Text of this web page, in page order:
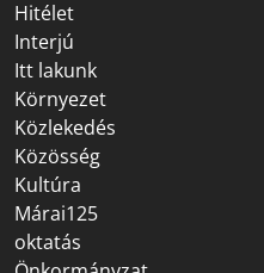
Hitélet
Interjú
Itt lakunk
Környezet
Közlekedés
Közösség
Kultúra
Márai125
oktatás